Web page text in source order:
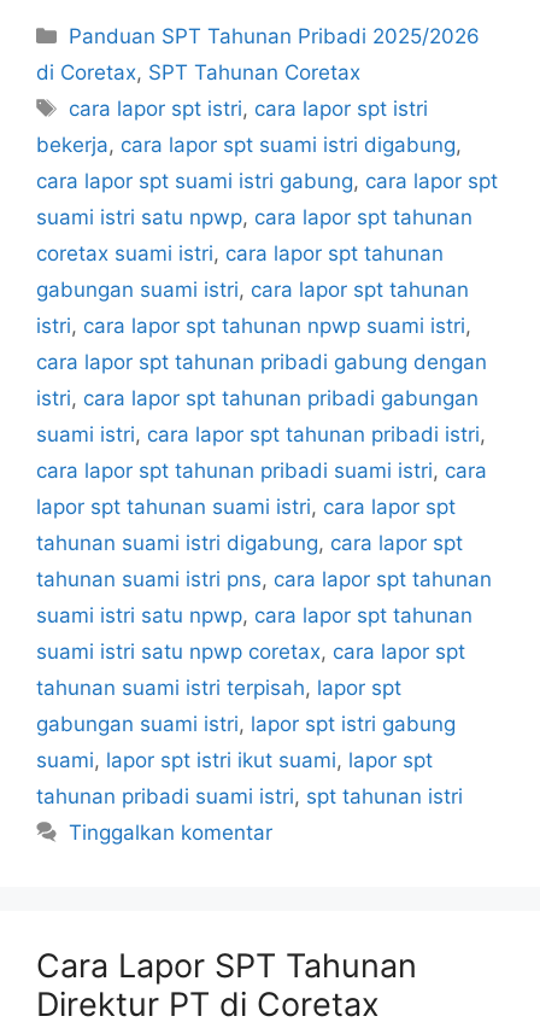
Kategori
Panduan SPT Tahunan Pribadi 2025/2026
di Coretax, SPT Tahunan Coretax
Tag
cara lapor spt istri, cara lapor spt istri
bekerja, cara lapor spt suami istri digabung,
cara lapor spt suami istri gabung, cara lapor spt
suami istri satu npwp, cara lapor spt tahunan
coretax suami istri, cara lapor spt tahunan
gabungan suami istri, cara lapor spt tahunan
istri, cara lapor spt tahunan npwp suami istri,
cara lapor spt tahunan pribadi gabung dengan
istri, cara lapor spt tahunan pribadi gabungan
suami istri, cara lapor spt tahunan pribadi istri,
cara lapor spt tahunan pribadi suami istri, cara
lapor spt tahunan suami istri, cara lapor spt
tahunan suami istri digabung, cara lapor spt
tahunan suami istri pns, cara lapor spt tahunan
suami istri satu npwp, cara lapor spt tahunan
suami istri satu npwp coretax, cara lapor spt
tahunan suami istri terpisah, lapor spt
gabungan suami istri, lapor spt istri gabung
suami, lapor spt istri ikut suami, lapor spt
tahunan pribadi suami istri, spt tahunan istri
Tinggalkan komentar
Cara Lapor SPT Tahunan
Direktur PT di Coretax